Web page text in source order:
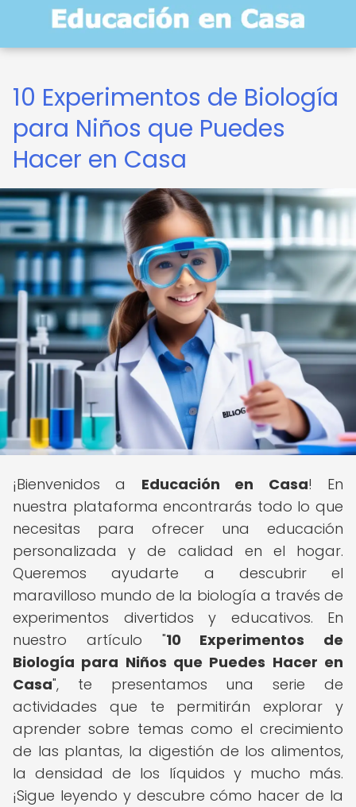
10 Experimentos de Biología
para Niños que Puedes
Hacer en Casa
¡Bienvenidos a Educación en Casa! En
nuestra plataforma encontrarás todo lo que
necesitas para ofrecer una educación
personalizada y de calidad en el hogar.
Queremos ayudarte a descubrir el
maravilloso mundo de la biología a través de
experimentos divertidos y educativos. En
nuestro artículo "10 Experimentos de
Biología para Niños que Puedes Hacer en
Casa", te presentamos una serie de
actividades que te permitirán explorar y
aprender sobre temas como el crecimiento
de las plantas, la digestión de los alimentos,
la densidad de los líquidos y mucho más.
¡Sigue leyendo y descubre cómo hacer de la